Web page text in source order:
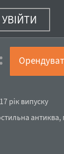
УВІЙТИ
(14 з 14)
рік випуску
антиква,